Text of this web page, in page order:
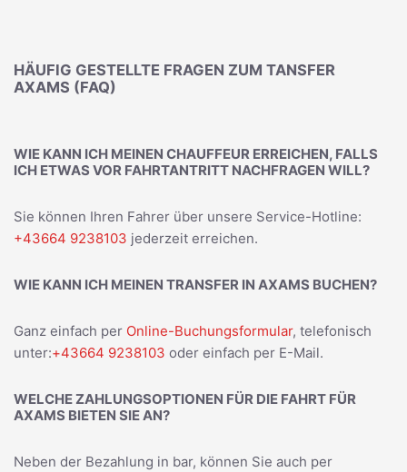
HÄUFIG GESTELLTE FRAGEN ZUM TANSFER
AXAMS (FAQ)
WIE KANN ICH MEINEN CHAUFFEUR ERREICHEN, FALLS
ICH ETWAS VOR FAHRTANTRITT NACHFRAGEN WILL?
Sie können Ihren Fahrer über unsere Service-Hotline:
+43664 9238103 jederzeit erreichen.
WIE KANN ICH MEINEN TRANSFER IN AXAMS BUCHEN?
Ganz einfach per Online-Buchungsformular, telefonisch
unter:+43664 9238103 oder einfach per E-Mail.
WELCHE ZAHLUNGSOPTIONEN FÜR DIE FAHRT FÜR
AXAMS BIETEN SIE AN?
Neben der Bezahlung in bar, können Sie auch per